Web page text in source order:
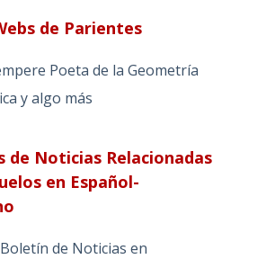
de Parientes
Poeta de la Geometría
y algo más
de Noticias Relacionadas
en Español-
Boletín de Noticias en